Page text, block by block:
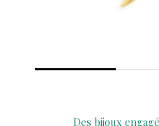
Des bijoux